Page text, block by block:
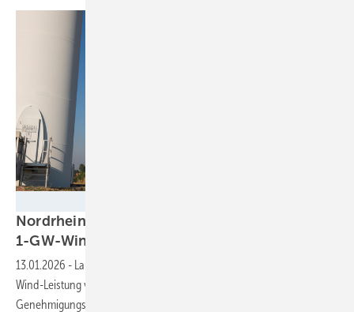
Nordrhein-Westfalen knackt
1-GW-Wind-Zubau-Marke
13.01.2026 - Landesverband rechnet für 2025 mit einer zusätzlichen
Wind-Leistung von mehr als 1.000 Megawatt. Doch trotz
Genehmigungsrekord für 2026 blicken Projektentwickler mit Sorge in